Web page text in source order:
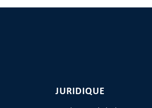
JURIDIQUE